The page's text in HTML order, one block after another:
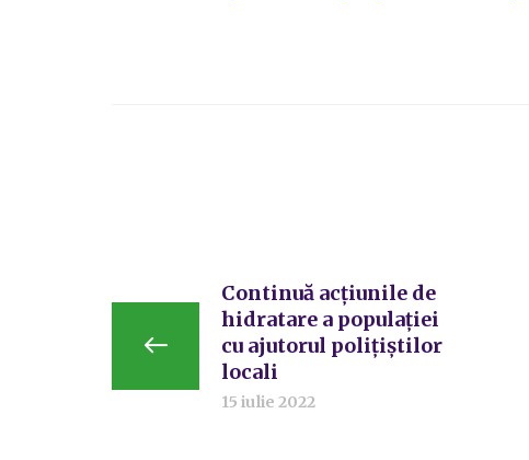
Continuă acțiunile de
hidratare a populației
cu ajutorul polițiștilor
locali
15 iulie 2022